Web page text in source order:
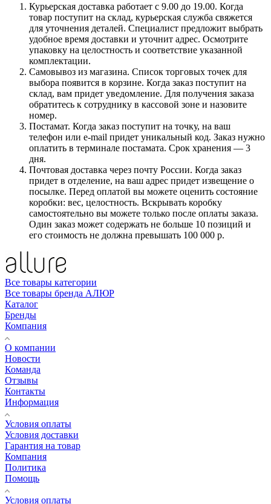
Курьерская доставка работает с 9.00 до 19.00. Когда
товар поступит на склад, курьерская служба свяжется
для уточнения деталей. Специалист предложит выбрать
удобное время доставки и уточнит адрес. Осмотрите
упаковку на целостность и соответствие указанной
комплектации.
Самовывоз из магазина. Список торговых точек для
выбора появится в корзине. Когда заказ поступит на
склад, вам придет уведомление. Для получения заказа
обратитесь к сотруднику в кассовой зоне и назовите
номер.
Постамат. Когда заказ поступит на точку, на ваш
телефон или e-mail придет уникальный код. Заказ нужно
оплатить в терминале постамата. Срок хранения — 3
дня.
Почтовая доставка через почту России. Когда заказ
придет в отделение, на ваш адрес придет извещение о
посылке. Перед оплатой вы можете оценить состояние
коробки: вес, целостность. Вскрывать коробку
самостоятельно вы можете только после оплаты заказа.
Один заказ может содержать не больше 10 позиций и
его стоимость не должна превышать 100 000 р.
Все товары категории
Все товары бренда АЛЮР
Каталог
Бренды
Компания
О компании
Новости
Команда
Отзывы
Контакты
Информация
Условия оплаты
Условия доставки
Гарантия на товар
Компания
Политика
Помощь
Условия оплаты